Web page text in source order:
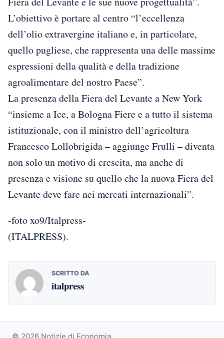
L’obiettivo è portare al centro “l’eccellenza
dell’olio extravergine italiano e, in particolare,
quello pugliese, che rappresenta una delle massime
espressioni della qualità e della tradizione
agroalimentare del nostro Paese”.
La presenza della Fiera del Levante a New York
“insieme a Ice, a Bologna Fiere e a tutto il sistema
istituzionale, con il ministro dell’agricoltura
Francesco Lollobrigida – aggiunge Frulli – diventa
non solo un motivo di crescita, ma anche di
presenza e visione su quello che la nuova Fiera del
Levante deve fare nei mercati internazionali”.
-foto xo9/Italpress-
(ITALPRESS).
SCRITTO DA
italpress